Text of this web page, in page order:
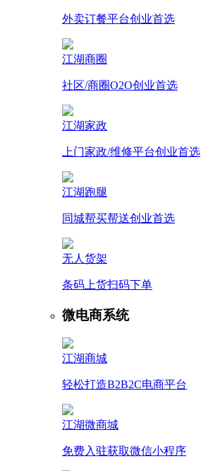
外卖订餐平台创业首选
江湖商圈
社区/商圈O2O创业首选
江湖家政
上门家政/维修平台创业首选
江湖跑腿
同城帮买帮送创业首选
无人货架
条码上货扫码下单
微电商系统
江湖商城
轻松打造B2B2C电商平台
江湖微商城
免费入驻获取微信小程序